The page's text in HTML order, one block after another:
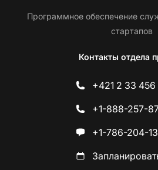
Программное обеспечение
стартапов
Контакты отдела
+421 2 33
+1-888-257-
+1-786-204-